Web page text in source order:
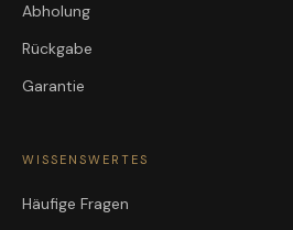
Abholung
Rückgabe
Garantie
WISSENSWERTES
Häufige Fragen